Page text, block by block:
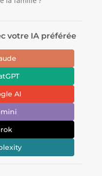
votre IA préférée
AI